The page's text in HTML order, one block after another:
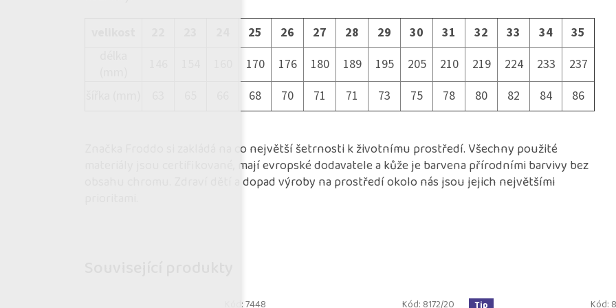
Kód:7448 Kód: 8172/20 Kód:
25 26 27 28 29 30 31 32 33 34
35
170 176 180 189 195 205 210 219 224 233
237
68 70 71 71 73 75 78 80 82 84 86
Značka Froddo si zakládá na co největší šetrnosti k životnímu prostředí. Všechny použité
materiály jsou certifikované, mají evropské dodavatele a kůže je barvena přírodními barvivy bez
obsahu chromu. Zdraví dětí a dopad výroby na prostředí okolo nás jsou jejich největšími